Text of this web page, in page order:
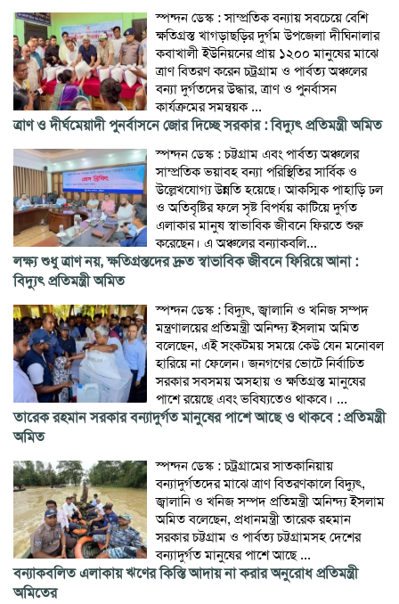
স্পন্দন ডেস্ক : সাম্প্রতিক বন্যায় সবচেয়ে বেশি
ক্ষতিগ্রস্ত খাগড়াছড়ির দুর্গম উপজেলা দীঘিনালার
কবাখালী ইউনিয়নের প্রায় ১২০০ মানুষের মাঝে
ত্রাণ বিতরণ করেন চট্রগ্রাম ও পার্বত্য অঞ্চলের
বন্যা দুর্গতদের উদ্ধার, ত্রাণ ও পুনর্বাসন
কার্যক্রমের সমন্বয়ক ...
ত্রাণ ও দীর্ঘমেয়াদী পুনর্বাসনে জোর দিচ্ছে সরকার : বিদ্যুৎ প্রতিমন্ত্রী অমিত
স্পন্দন ডেস্ক : চট্টগ্রাম এবং পার্বত্য অঞ্চলের
সাম্প্রতিক ভয়াবহ বন্যা পরিস্থিতির সার্বিক ও
উল্লেখযোগ্য উন্নতি হয়েছে। আকস্মিক পাহাড়ি ঢল
ও অতিবৃষ্টির ফলে সৃষ্ট বিপর্যয় কাটিয়ে দুর্গত
এলাকার মানুষ স্বাভাবিক জীবনে ফিরতে শুরু
করেছেন। এ অঞ্চলের বন্যাকবলি...
লক্ষ্য শুধু ত্রাণ নয়, ক্ষতিগ্রস্তদের দ্রুত স্বাভাবিক জীবনে ফিরিয়ে আনা :
বিদ্যুৎ প্রতিমন্ত্রী অমিত
স্পন্দন ডেস্ক : বিদ্যুৎ, জ্বালানি ও খনিজ সম্পদ
মন্ত্রণালয়ের প্রতিমন্ত্রী অনিন্দ্য ইসলাম অমিত
বলেছেন, এই সংকটময় সময়ে কেউ যেন মনোবল
হারিয়ে না ফেলেন। জনগণের ভোটে নির্বাচিত
সরকার সবসময় অসহায় ও ক্ষতিগ্রস্ত মানুষের
পাশে রয়েছে এবং ভবিষ্যতেও থাকবে। ...
তারেক রহমান সরকার বন্যাদুর্গত মানুষের পাশে আছে ও থাকবে : প্রতিমন্ত্রী
অমিত
স্পন্দন ডেস্ক : চট্রগ্রামের সাতকানিয়ায়
বন্যাদুর্গতদের মাঝে ত্রাণ বিতরণকালে বিদ্যুৎ,
জ্বালানি ও খনিজ সম্পদ প্রতিমন্ত্রী অনিন্দ্য ইসলাম
অমিত বলেছেন, প্রধানমন্ত্রী তারেক রহমান
সরকার চট্টগ্রাম ও পার্বত্য চট্টগ্রামসহ দেশের
বন্যাদুর্গত মানুষের পাশে আছে ...
বন্যাকবলিত এলাকায় ঋণের কিস্তি আদায় না করার অনুরোধ প্রতিমন্ত্রী
অমিতের